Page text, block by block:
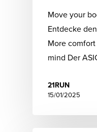
Move your
Entdecke
More
mind Der
21RUN
15/01/2025